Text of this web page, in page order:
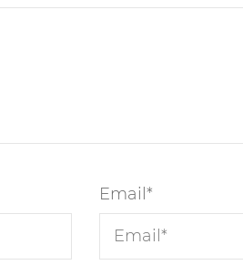
Email*